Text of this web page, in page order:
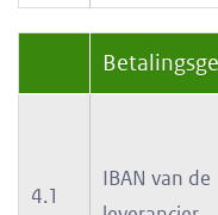
4.1
IBAN van de